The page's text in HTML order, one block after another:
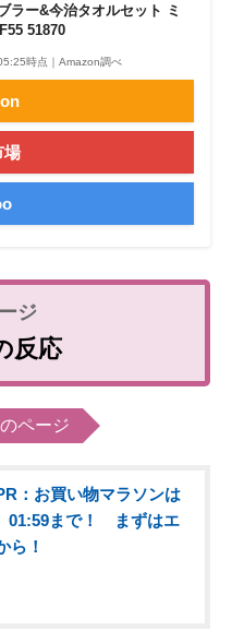
ラー&今治タオルセット ミ
51870
時点｜Amazon調べ
場
反応
ページ
：お買い物マラソンは
01:59まで！ まずはエ
ら！